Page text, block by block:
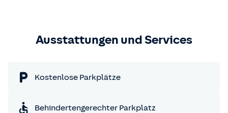
Ausstattungen und Services
Kostenlose Parkplätze
Behindertengerechter Parkplatz